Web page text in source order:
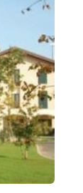
Weiter